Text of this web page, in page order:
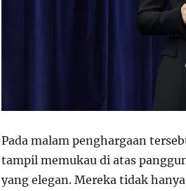
Pada malam penghargaan
tampil memukau di atas
yang elegan. Mereka tidak